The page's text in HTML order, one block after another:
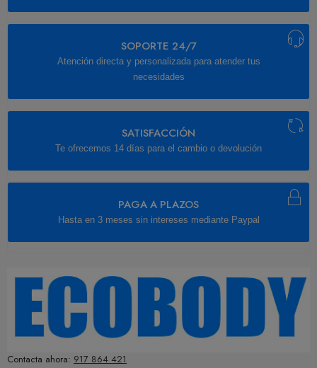
SOPORTE 24/7
Atención directa y personalizada para atender tus
necesidades
SATISFACCIÓN
Te ofrecemos 14 días para el cambio o devolución
PAGA A PLAZOS
Hasta en 3 meses sin intereses mediante Paypal
Contacta ahora: 917 864 421